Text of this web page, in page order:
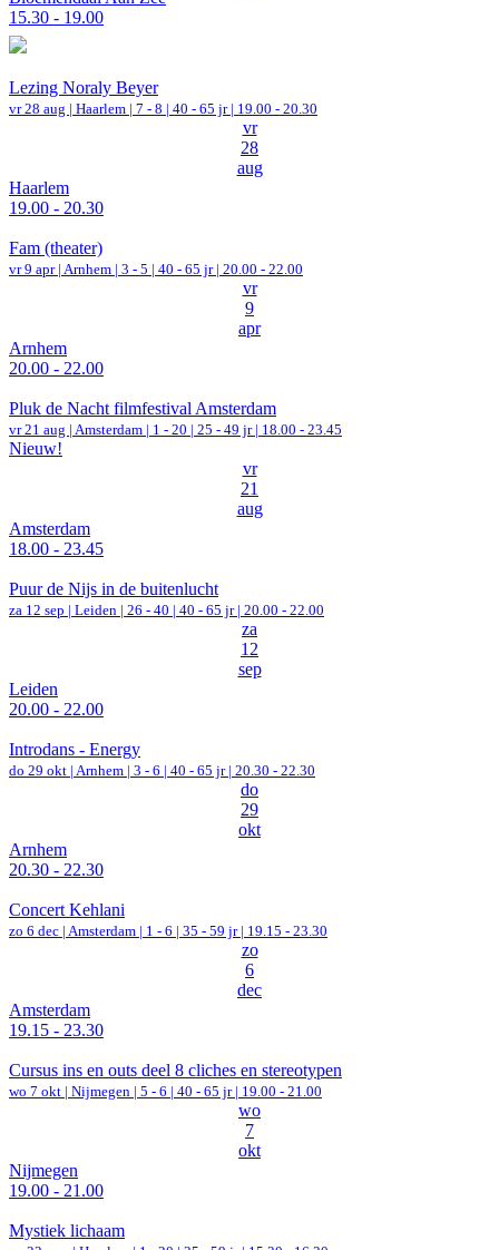
15.30 - 19.00
Lezing Noraly Beyer
vr 28 aug | Haarlem | 7 - 8 | 40 - 65 jr | 19.00 - 20.30
vr
28
aug
Haarlem
19.00 - 20.30
Fam (theater)
vr 9 apr | Arnhem | 3 - 5 | 40 - 65 jr | 20.00 - 22.00
vr
9
apr
Arnhem
20.00 - 22.00
Pluk de Nacht filmfestival Amsterdam
vr 21 aug | Amsterdam | 1 - 20 | 25 - 49 jr | 18.00 - 23.45
Nieuw!
vr
21
aug
Amsterdam
18.00 - 23.45
Puur de Nijs in de buitenlucht
za 12 sep | Leiden | 26 - 40 | 40 - 65 jr | 20.00 - 22.00
za
12
sep
Leiden
20.00 - 22.00
Introdans - Energy
do 29 okt | Arnhem | 3 - 6 | 40 - 65 jr | 20.30 - 22.30
do
29
okt
Arnhem
20.30 - 22.30
Concert Kehlani
zo 6 dec | Amsterdam | 1 - 6 | 35 - 59 jr | 19.15 - 23.30
zo
6
dec
Amsterdam
19.15 - 23.30
Cursus ins en outs deel 8 cliches en stereotypen
wo 7 okt | Nijmegen | 5 - 6 | 40 - 65 jr | 19.00 - 21.00
wo
7
okt
Nijmegen
19.00 - 21.00
Mystiek lichaam